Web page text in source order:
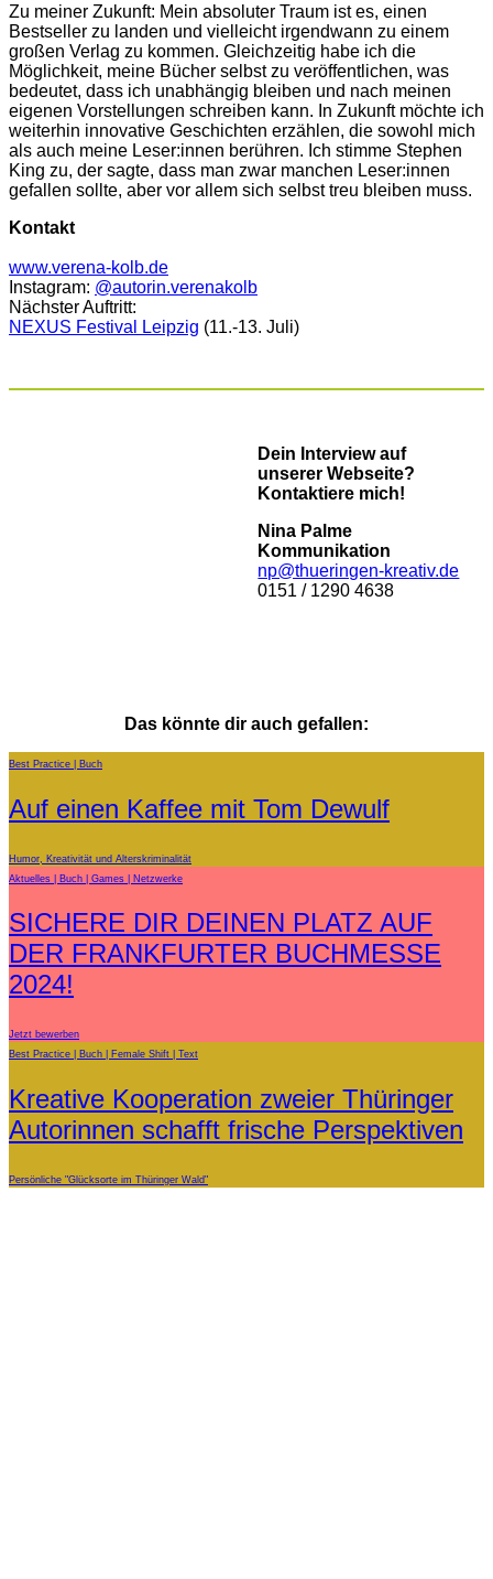
Zu meiner Zukunft: Mein absoluter Traum ist es, einen
Bestseller zu landen und vielleicht irgendwann zu einem
großen Verlag zu kommen. Gleichzeitig habe ich die
Möglichkeit, meine Bücher selbst zu veröffentlichen, was
bedeutet, dass ich unabhängig bleiben und nach meinen
eigenen Vorstellungen schreiben kann. In Zukunft möchte ich
weiterhin innovative Geschichten erzählen, die sowohl mich
als auch meine Leser:innen berühren. Ich stimme Stephen
King zu, der sagte, dass man zwar manchen Leser:innen
gefallen sollte, aber vor allem sich selbst treu bleiben muss.
Kontakt
www.verena-kolb.de
Instagram: @autorin.verenakolb
Nächster Auftritt:
NEXUS Festival Leipzig (11.-13. Juli)
Dein Interview auf
unserer Webseite?
Kontaktiere mich!
Nina Palme
Kommunikation
np@thueringen-kreativ.de
0151 / 1290 4638
Das könnte dir auch gefallen:
Best Practice Buch
Auf einen Kaffee mit Tom Dewulf
Humor, Kreativität und Alterskriminalität
Aktuelles
Buch Games Netzwerke
SICHERE DIR DEINEN PLATZ AUF
DER FRANKFURTER BUCHMESSE
2024!
Jetzt bewerben
Best Practice
Buch Female Shift Text
Kreative Kooperation zweier Thüringer
Autorinnen schafft frische Perspektiven
Persönliche "Glücksorte im Thüringer Wald"